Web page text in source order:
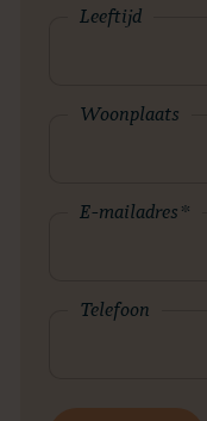
Leeftijd
Woonplaats
E-mailadres*
Telefoon